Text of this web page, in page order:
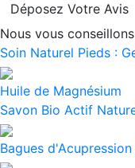
Déposez Votre Avis
Nous vous
Soin Naturel Pieds :
Huile de Magnésium
Savon Bio Actif
Bagues